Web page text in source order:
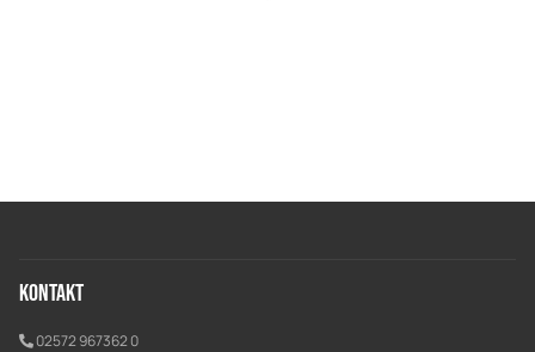
Kontakt
02572 967362 0